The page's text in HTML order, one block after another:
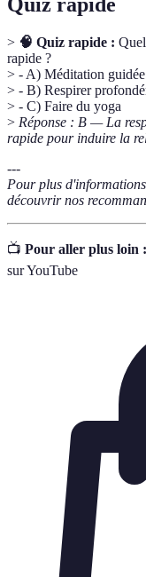
> 🧠 Quiz rapide :
rapide ?
> - A) Méditation guidée
> - B) Respirer
> - C) Faire du yoga
> Réponse : B — La
rapide pour induire la
---
Pour plus
découvrir nos
📺 Pour aller plus loin :
sur YouTube